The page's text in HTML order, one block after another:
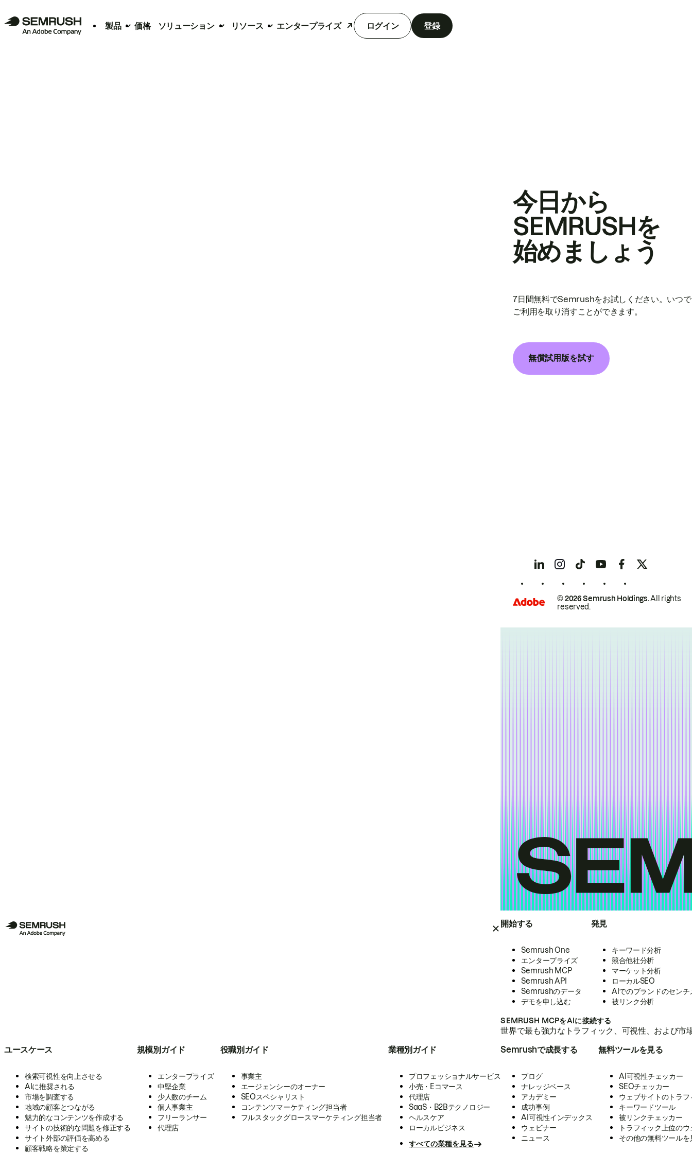
製品 価格 ソリューション リソース エンタープライズ ログイン 登録
開始する
Semrush One
エンタープライズ
Semrush MCP
Semrush API
Semrushのデータ
デモを申し込む
発見
キーワード分析
競合他社分析
マーケット分析
ローカルSEO
AIでのブランドのセンチ
被リンク分析
SEMRUSH MCPをAIに接続する
世界で最も強力なトラフィック、可視性、および
ユースケース
検索可視性を向上させる
AIに推奨される
市場を調査する
地域の顧客とつながる
魅力的なコンテンツを作成する
サイトの技術的な問題を修正する
サイト外部の評価を高める
顧客戦略を策定する
規模別ガイド
エンタープライズ
中堅企業
少人数のチーム
個人事業主
フリーランサー
代理店
役職別ガイド
事業主
エージェンシーのオーナー
SEOスペシャリスト
コンテンツマーケティング担当者
フルスタックグロースマーケティング担当者
業種別ガイド
プロフェッショナルサービス
小売・Eコマース
代理店
SaaS・B2Bテクノロジー
ヘルスケア
ローカルビジネス
すべての業種を見る
Semrushで成長する
ブログ
ナレッジベース
アカデミー
成功事例
AI可視性インデックス
ウェビナー
ニュース
無料ツールを見る
AI可視性チェッカー
SEOチェッカー
ウェブサイトのトラ
キーワードツール
被リンクチェッカー
トラフィック上位の
その他の無料ツールを
今日から
SEMRUSHを
始めましょう
7日間無料でSemrushをお試しください。いつ
ご利用を取り消すことができます。
無償試用版を試す
© 2026 Semrush Holdings.All rights
reserved.